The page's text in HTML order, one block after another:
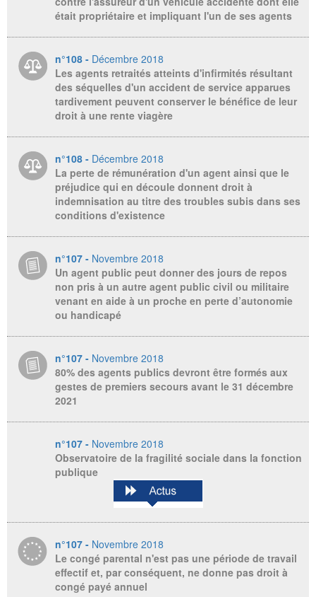
était propriétaire et impliquant l'un de ses agents
n°108 - Décembre 2018
Les agents retraités atteints d'infirmités résultant
des séquelles d'un accident de service apparues
tardivement peuvent conserver le bénéfice de leur
droit à une rente viagère
n°108 - Décembre 2018
La perte de rémunération d'un agent ainsi que le
préjudice qui en découle donnent droit à
indemnisation au titre des troubles subis dans ses
conditions d'existence
n°107 - Novembre 2018
Un agent public peut donner des jours de repos
non pris à un autre agent public civil ou militaire
venant en aide à un proche en perte d’autonomie
ou handicapé
n°107 - Novembre 2018
80% des agents publics devront être formés aux
gestes de premiers secours avant le 31 décembre
2021
n°107 - Novembre 2018
Observatoire de la fragilité sociale dans la fonction
publique
n°107 - Novembre 2018
Le congé parental n'est pas une période de travail
effectif et, par conséquent, ne donne pas droit à
congé payé annuel